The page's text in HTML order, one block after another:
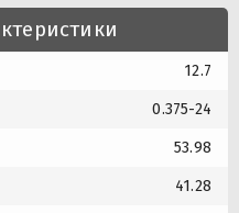
12.7
0.375-24
53.98
41.28